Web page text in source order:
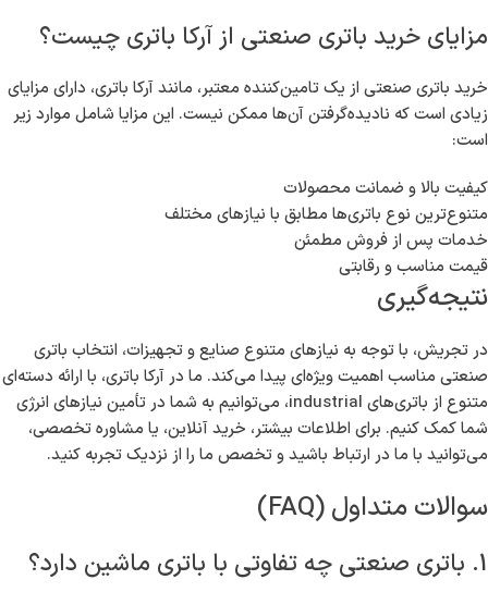
مزایای خرید باتری صنعتی از آرکا باتری چیست؟
خرید باتری صنعتی از یک تامین‌کننده معتبر، مانند آرکا باتری، دارای مزایای
زیادی است که نادیده‌گرفتن آن‌ها ممکن نیست. این مزایا شامل موارد زیر
است:
کیفیت بالا و ضمانت محصولات
متنوع‌ترین نوع باتری‌ها مطابق با نیازهای مختلف
خدمات پس از فروش مطمئن
قیمت مناسب و رقابتی
نتیجه‌گیری
در تجریش، با توجه به نیازهای متنوع صنایع و تجهیزات، انتخاب باتری
صنعتی مناسب اهمیت ویژه‌ای پیدا می‌کند. ما در آرکا باتری، با ارائه دسته‌ای
متنوع از باتری‌های industrial، می‌توانیم به شما در تأمین نیازهای انرژی
شما کمک کنیم. برای اطلاعات بیشتر، خرید آنلاین، یا مشاوره تخصصی،
می‌توانید با ما در ارتباط باشید و تخصص ما را از نزدیک تجربه کنید.
سوالات متداول (FAQ)
1. باتری صنعتی چه تفاوتی با باتری ماشین دارد؟